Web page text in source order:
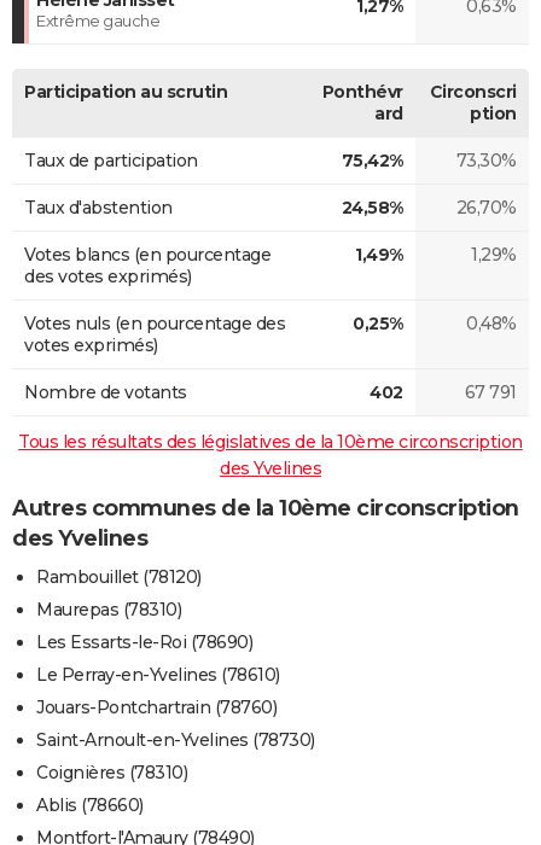
Extrême gauche
1,27% 0,63%
Participation au scrutin
Ponthévr
ard
Circonscri
ption
Taux de participation 75,42% 73,30%
Taux d'abstention 24,58% 26,70%
Votes blancs (en pourcentage
des votes exprimés)
1,49% 1,29%
Votes nuls (en pourcentage des
votes exprimés)
0,25% 0,48%
Nombre de votants 402 67 791
Tous les résultats des législatives de la 10ème circonscription
des Yvelines
Autres communes de la 10ème circonscription
des Yvelines
Rambouillet (78120)
Maurepas (78310)
Les Essarts-le-Roi (78690)
Le Perray-en-Yvelines (78610)
Jouars-Pontchartrain (78760)
Saint-Arnoult-en-Yvelines (78730)
Coignières (78310)
Ablis (78660)
Montfort-l'Amaury (78490)